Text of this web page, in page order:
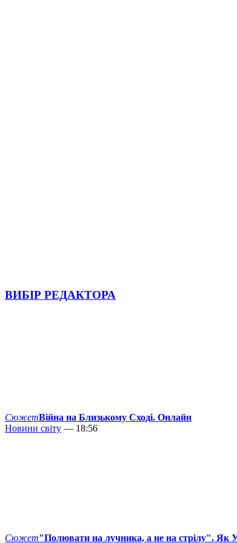
ВИБІР РЕДАКТОРА
СюжетВійна на Близькому Сході. Онлайн
Новини світу — 18:56
Сюжет"Полювати на лучника, а не на стрілу". Як